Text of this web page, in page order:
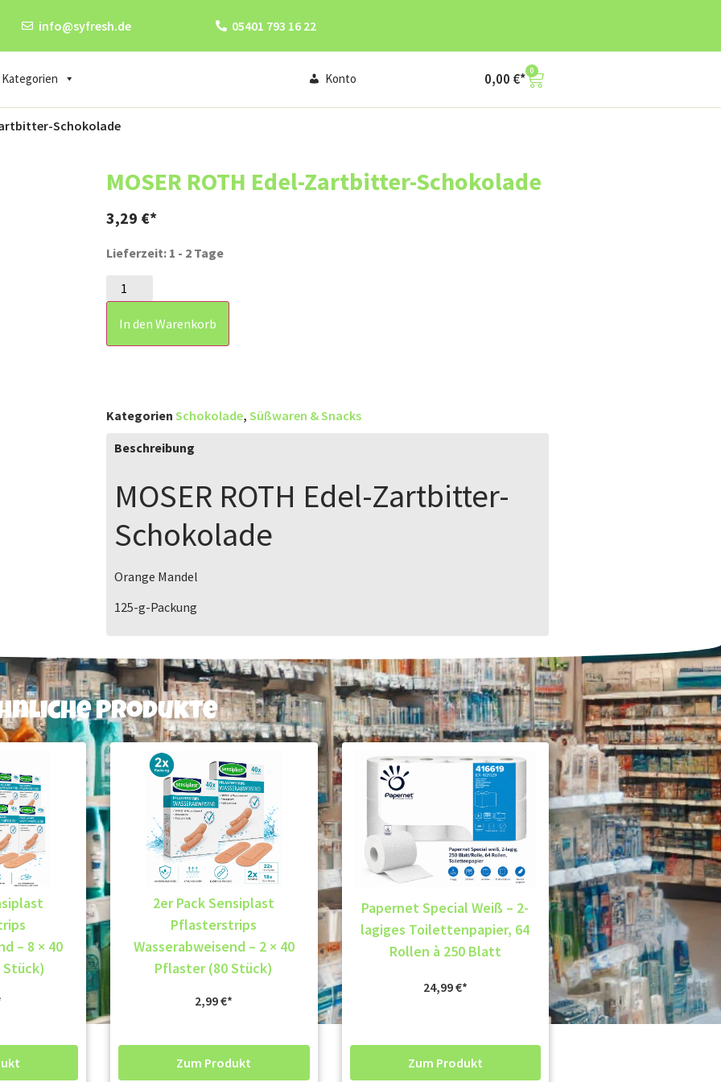
info@syfresh.de 05401 793 16 22
Kategorien Konto 0,00 € 0
Schokolade
MOSER ROTH Edel-Zartbitter-Schokolade
3,29 €
Lieferzeit: 1 - 2 Tage
In den Warenkorb
Kategorien Schokolade, Süßwaren & Snacks
Beschreibung
MOSER ROTH Edel-Zartbitter-
Schokolade
Orange Mandel
125-g-Packung
Produkte
– 8 × 40
2er Pack Sensiplast
Pflasterstrips
Wasserabweisend – 2 × 40
Pflaster (80 Stück)
2,99€
Zum Produkt
Papernet Special Weiß – 2-
lagiges Toilettenpapier, 64
Rollen à 250 Blatt
24,99€
Zum Produkt